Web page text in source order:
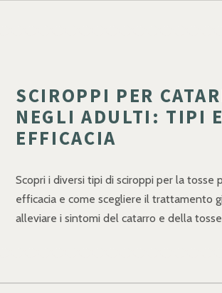
SCIROPPI PER
NEGLI ADULTI: TIPI
EFFICACIA
Scopri i diversi tipi di sciroppi per la tosse
efficacia e come scegliere il trattamento
alleviare i sintomi del catarro e della